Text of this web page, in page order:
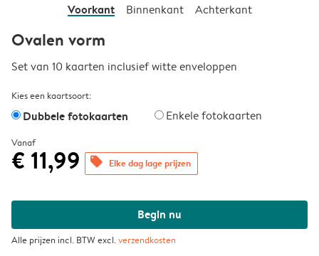
Voorkant Binnenkant Achterkant
Ovalen vorm
Set van 10 kaarten inclusief witte enveloppen
Kies een kaartsoort:
Dubbele fotokaarten Enkele fotokaarten
Vanaf
€ 11,99 offers Elke dag lage prijzen
Begin nu
Alle prijzen incl. BTW excl.verzendkosten